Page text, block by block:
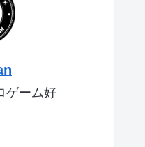
ゲーム好